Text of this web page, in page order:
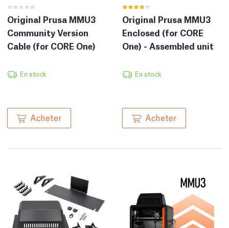
Original Prusa MMU3
Community Version
Cable (for CORE One)
En stock
Acheter
Original Prusa MMU3
Enclosed (for CORE
One) - Assembled unit
En stock
Acheter